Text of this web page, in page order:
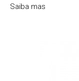
Saiba mas